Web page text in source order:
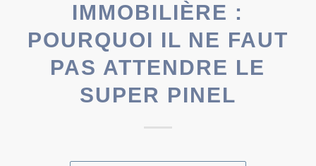
IMMOBILIÈRE :
POURQUOI IL NE FAUT
PAS ATTENDRE LE
SUPER PINEL